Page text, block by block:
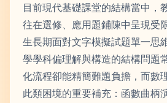
目前現代基礎課堂的結構當中，
往在選修、應用題鋪陳中呈現受
生長期面對文字模擬試題單一思
學學科偏理解與構造的結構問題
化流程卻能精簡難題負擔，而數
此類困境的重要補充：函數曲柄